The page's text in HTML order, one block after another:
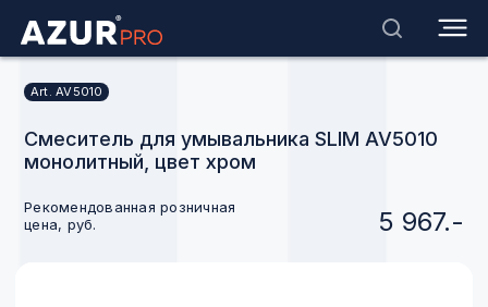
Art. AV5010
Смеситель для умывальника SLIM AV5010
монолитный, цвет хром
Рекомендованная розничная
цена, руб.
5 967.-